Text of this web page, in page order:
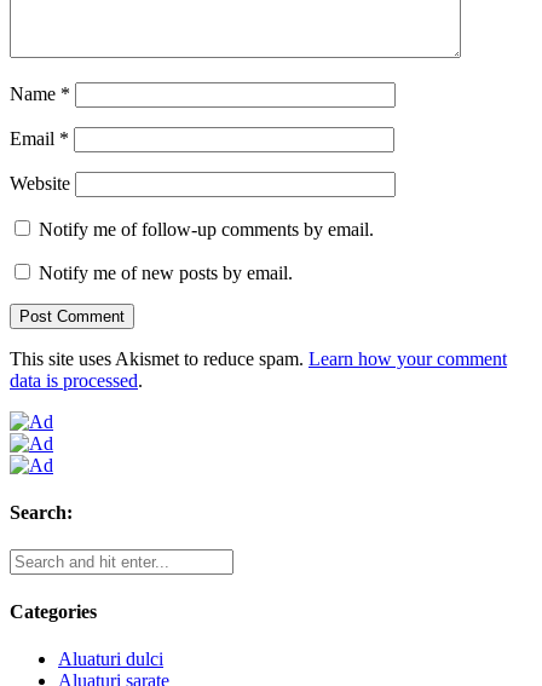
Name *
Email *
Website
Notify me of follow-up comments by email.
Notify me of new posts by email.
This site uses Akismet to reduce spam. Learn how your comment
data is processed.
Search:
Categories
Aluaturi dulci
Aluaturi sarate